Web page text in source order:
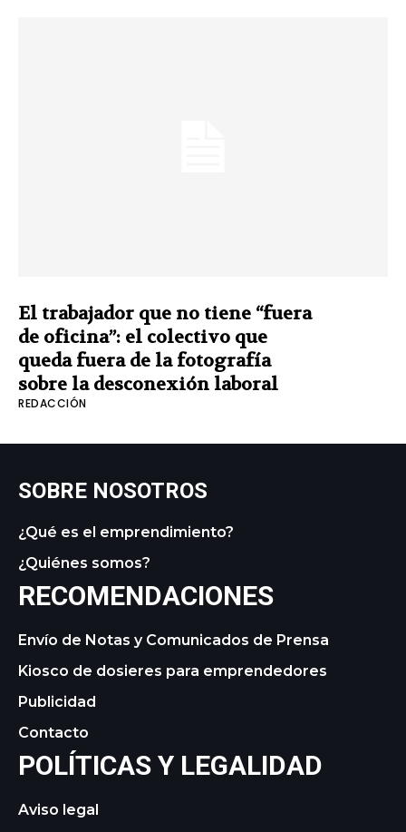
El trabajador que no tiene “fuera
de oficina”: el colectivo que
queda fuera de la fotografía
sobre la desconexión laboral
REDACCIÓN
SOBRE NOSOTROS
¿Qué es el emprendimiento?
¿Quiénes somos?
RECOMENDACIONES
Envío de Notas y Comunicados de Prensa
Kiosco de dosieres para emprendedores
Publicidad
Contacto
POLÍTICAS Y LEGALIDAD
Aviso legal